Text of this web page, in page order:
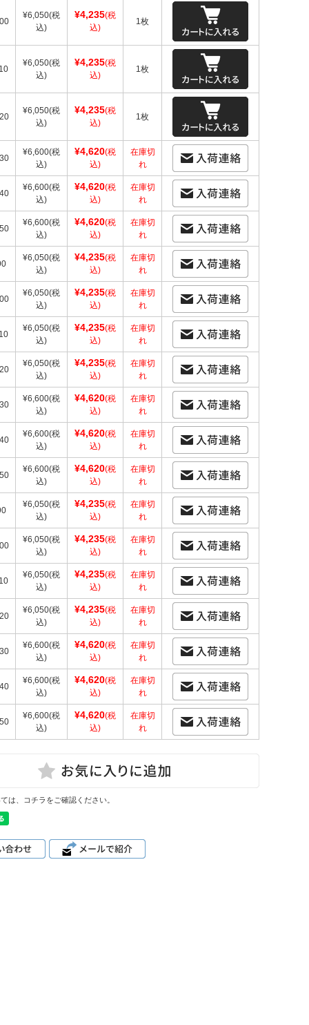
¥6,050(税
込)
¥4,235(税
込)
1枚
¥6,050(税
込)
¥4,235(税
込)
1枚
¥6,050(税
込)
¥4,235(税
込)
1枚
¥6,600(税
込)
¥4,620(税
込)
在庫切
れ
¥6,600(税
込)
¥4,620(税
込)
在庫切
れ
¥6,600(税
込)
¥4,620(税
込)
在庫切
れ
¥6,050(税
込)
¥4,235(税
込)
在庫切
れ
¥6,050(税
込)
¥4,235(税
込)
在庫切
れ
¥6,050(税
込)
¥4,235(税
込)
在庫切
れ
¥6,050(税
込)
¥4,235(税
込)
在庫切
れ
¥6,600(税
込)
¥4,620(税
込)
在庫切
れ
¥6,600(税
込)
¥4,620(税
込)
在庫切
れ
¥6,600(税
込)
¥4,620(税
込)
在庫切
れ
¥6,050(税
込)
¥4,235(税
込)
在庫切
れ
¥6,050(税
込)
¥4,235(税
込)
在庫切
れ
¥6,050(税
込)
¥4,235(税
込)
在庫切
れ
¥6,050(税
込)
¥4,235(税
込)
在庫切
れ
¥6,600(税
込)
¥4,620(税
込)
在庫切
れ
¥6,600(税
込)
¥4,620(税
込)
在庫切
れ
¥6,600(税
込)
¥4,620(税
込)
在庫切
れ
は、コチラをご確認ください。